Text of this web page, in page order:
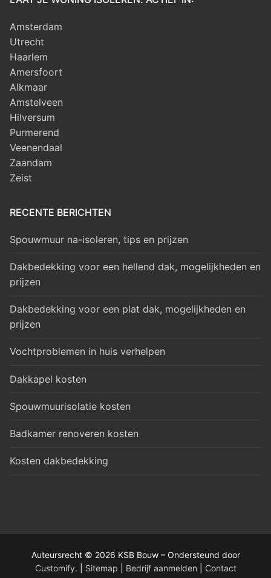
Amsterdam
Utrecht
Haarlem
Amersfoort
Alkmaar
Amstelveen
Hilversum
Purmerend
Veenendaal
Zaandam
Zeist
RECENTE BERICHTEN
Spouwmuur na-isoleren, tips en prijzen
Dakbedekking voor een hellend dak, mogelijkheden en
prijzen
Dakbedekking voor een plat dak, mogelijkheden en
prijzen
Vochtproblemen in huis verhelpen
Dakkapel kosten
Spouwmuurisolatie kosten
Badkamer renoveren kosten
Kosten dakbedekking
Auteursrecht © 2026 KSB Bouw – Ondersteund door
Customify. | Sitemap Bedrijf aanmelden Contact